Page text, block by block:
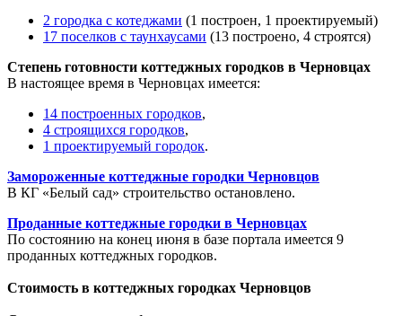
2 городка с котеджами (1 построен, 1 проектируемый)
17 поселков с таунхаусами (13 построено, 4 строятся)
Степень готовности коттеджных городков в Черновцах
В настоящее время в Черновцах имеется:
14 построенных городков,
4 строящихся городков,
1 проектируемый городок.
Замороженные коттеджные городки Черновцов
В КГ «Белый сад» строительство остановлено.
Проданные коттеджные городки в Черновцах
По состоянию на конец июня в базе портала имеется 9
проданных коттеджных городков.
Стоимость в коттеджных городках Черновцов